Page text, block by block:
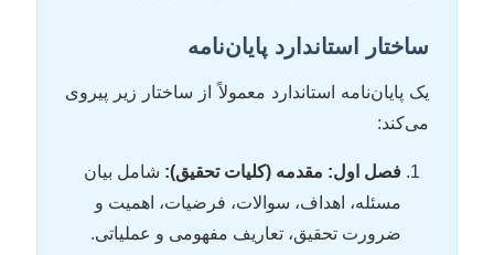
ساختار استاندارد پایان‌نامه
یک پایان‌نامه استاندارد معمولاً از ساختار زیر پیروی
می‌کند:
فصل اول: مقدمه (کلیات تحقیق): شامل بیان
مسئله، اهداف، سوالات، فرضیات، اهمیت و
ضرورت تحقیق، تعاریف مفهومی و عملیاتی.